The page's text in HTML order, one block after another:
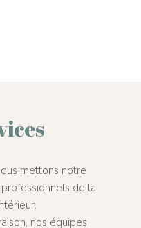
mettons notre
de la
nos équipes